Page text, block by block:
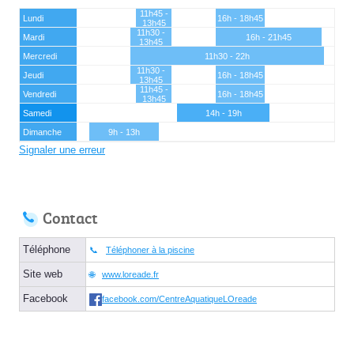
Lundi
11h45 -
13h45
16h - 18h45
Mardi
11h30 -
13h45
16h - 21h45
Mercredi
11h30 - 22h
Jeudi
11h30 -
13h45
16h - 18h45
Vendredi
11h45 -
13h45
16h - 18h45
Samedi
14h - 19h
Dimanche
9h - 13h
Signaler une erreur
Contact
Téléphone Téléphoner à la piscine
Site web www.loreade.fr
Facebook facebook.com/CentreAquatiqueLOreade